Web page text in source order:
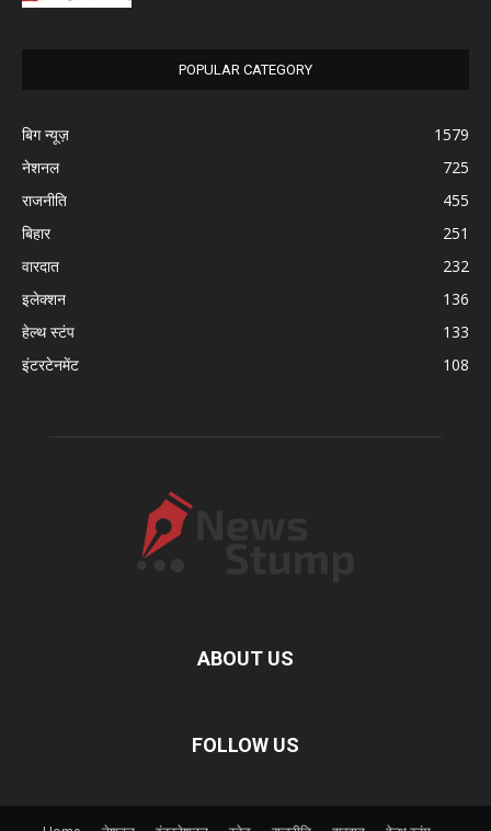
POPULAR CATEGORY
बिग न्यूज़
1579
नेशनल
725
राजनीति
455
बिहार
251
वारदात
232
इलेक्शन
136
हेल्थ स्टंप
133
इंटरटेनमेंट
108
ABOUT US
FOLLOW US